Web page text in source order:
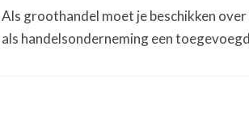
Als groothandel moet je beschikken
als handelsonderneming een